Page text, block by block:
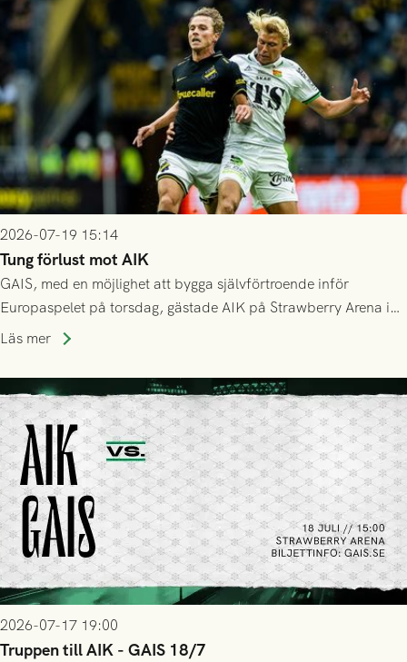
Mostar från Bosnien och Hercegovina.
2026-07-19 15:14
Tung förlust mot AIK
GAIS, med en möjlighet att bygga självförtroende inför
Europaspelet på torsdag, gästade AIK på Strawberry Arena i
Stockholm . Men trots konstant hotande i första halvlek av
lyckades få in 2-0.
Läs mer
2026-07-17 19:00
Truppen till AIK - GAIS 18/7